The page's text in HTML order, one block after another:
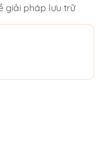
giải pháp lưu trữ